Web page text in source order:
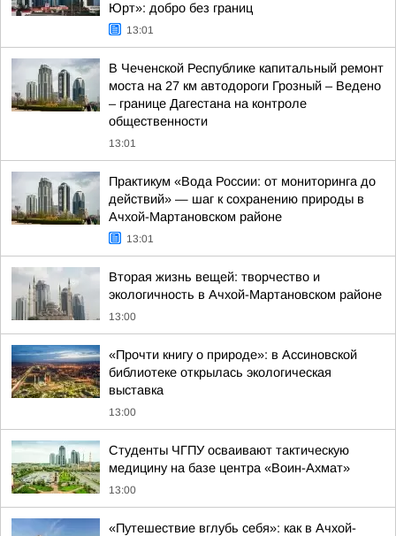
Юрт»: добро без границ
13:01
В Чеченской Республике капитальный ремонт
моста на 27 км автодороги Грозный – Ведено
– границе Дагестана на контроле
общественности
13:01
Практикум «Вода России: от мониторинга до
действий» — шаг к сохранению природы в
Ачхой-Мартановском районе
13:01
Вторая жизнь вещей: творчество и
экологичность в Ачхой-Мартановском районе
13:00
«Прочти книгу о природе»: в Ассиновской
библиотеке открылась экологическая
выставка
13:00
Студенты ЧГПУ осваивают тактическую
медицину на базе центра «Воин-Ахмат»
13:00
«Путешествие вглубь себя»: как в Ачхой-